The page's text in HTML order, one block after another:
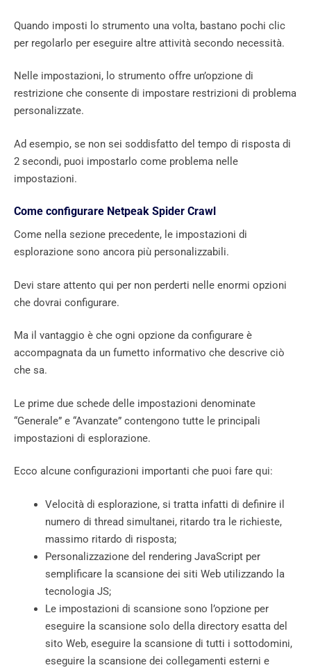
Quando imposti lo strumento una volta, bastano pochi clic
per regolarlo per eseguire altre attività secondo necessità.
Nelle impostazioni, lo strumento offre un’opzione di
restrizione che consente di impostare restrizioni di problema
personalizzate.
Ad esempio, se non sei soddisfatto del tempo di risposta di
2 secondi, puoi impostarlo come problema nelle
impostazioni.
Come configurare Netpeak Spider Crawl
Come nella sezione precedente, le impostazioni di
esplorazione sono ancora più personalizzabili.
Devi stare attento qui per non perderti nelle enormi opzioni
che dovrai configurare.
Ma il vantaggio è che ogni opzione da configurare è
accompagnata da un fumetto informativo che descrive ciò
che sa.
Le prime due schede delle impostazioni denominate
“Generale” e “Avanzate” contengono tutte le principali
impostazioni di esplorazione.
Ecco alcune configurazioni importanti che puoi fare qui:
Velocità di esplorazione, si tratta infatti di definire il
numero di thread simultanei, ritardo tra le richieste,
massimo ritardo di risposta;
Personalizzazione del rendering JavaScript per
semplificare la scansione dei siti Web utilizzando la
tecnologia JS;
Le impostazioni di scansione sono l’opzione per
eseguire la scansione solo della directory esatta del
sito Web, eseguire la scansione di tutti i sottodomini,
eseguire la scansione dei collegamenti esterni e